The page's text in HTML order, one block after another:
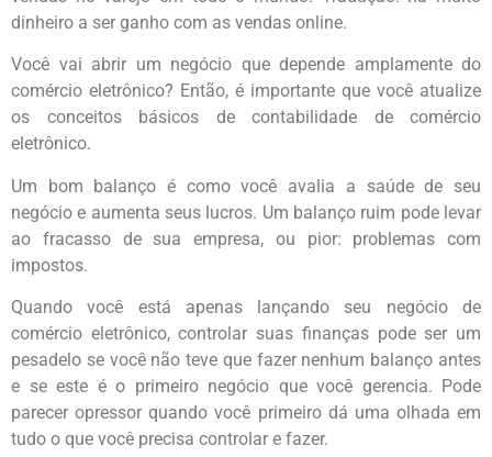
dinheiro a ser ganho com as vendas online.
Você vai abrir um negócio que depende amplamente do
comércio eletrônico? Então, é importante que você atualize
os conceitos básicos de contabilidade de comércio
eletrônico.
Um bom balanço é como você avalia a saúde de seu
negócio e aumenta seus lucros. Um balanço ruim pode levar
ao fracasso de sua empresa, ou pior: problemas com
impostos.
Quando você está apenas lançando seu negócio de
comércio eletrônico, controlar suas finanças pode ser um
pesadelo se você não teve que fazer nenhum balanço antes
e se este é o primeiro negócio que você gerencia. Pode
parecer opressor quando você primeiro dá uma olhada em
tudo o que você precisa controlar e fazer.